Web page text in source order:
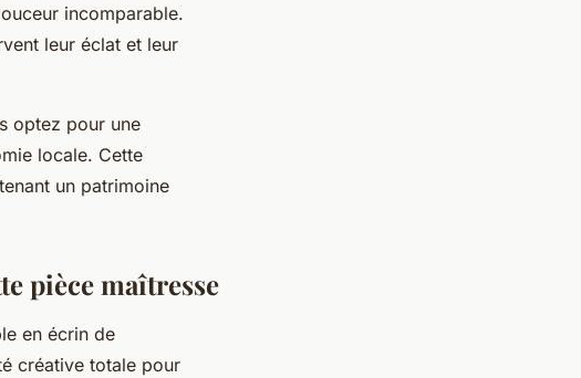
incomparable.
leur éclat et leur
optez pour une
locale. Cette
un patrimoine
pièce maîtresse
en écrin de
créative totale pour